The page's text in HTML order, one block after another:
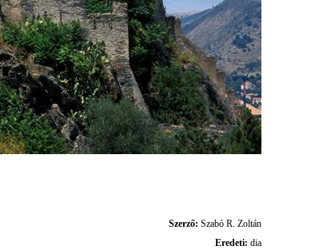
Szerző: Szabó R. Zoltán
Eredeti: dia